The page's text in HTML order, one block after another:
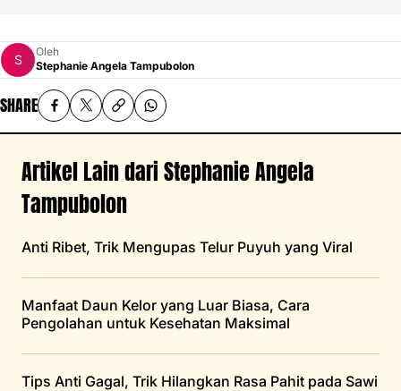
Oleh
Stephanie Angela Tampubolon
SHARE
Artikel Lain dari Stephanie Angela
Tampubolon
Anti Ribet, Trik Mengupas Telur Puyuh yang Viral
Manfaat Daun Kelor yang Luar Biasa, Cara
Pengolahan untuk Kesehatan Maksimal
Tips Anti Gagal, Trik Hilangkan Rasa Pahit pada Sawi